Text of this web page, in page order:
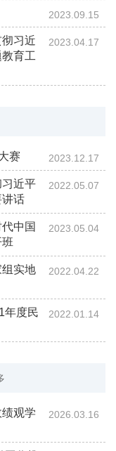
2023.09.15
习近
育工
2023.04.17
赛 2023.12.17
近平
话
2022.05.07
中国
2023.05.04
实地
2022.04.22
年度民
2022.01.14
观学
2026.03.16